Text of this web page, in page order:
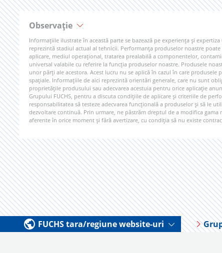
Observație
Informațiile ilustrate în această parte se bazează pe experiența și
reprezintă stadiul actual al tehnicii. Performanța produselor noastre
aplicare, mediul operațional, tratarea prealabilă a componentelor,
universal valabile cu referire la funcția produselor noastre. Produsele
unor părți ale acestora. Acest lucru nu se aplică în cazul în care
spațiale. Informațiile de aici reprezintă orientări generale, care nu sunt
proprietățile produsului sau adecvarea acestuia pentru orice aplicație
Grupului FUCHS, pentru a discuta condițiile de aplicare și criteriile de
responsabilitatea să testeze adecvarea funcțională a produselor și să le
dezvoltare continuă. Prin urmare, ne păstrăm dreptul de a modifica
aferente în orice moment și fără avertizare, cu condiția să nu existe
FUCHS tara/regiune website-uri